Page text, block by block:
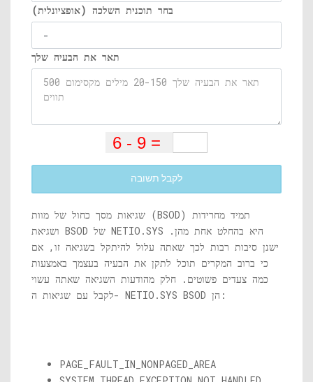
בחר תוכנית השלכה (אופציונלית)
תאר את הבעיה שלך
לקבל תשובה
שגיאות מסך כחול של מוות (BSOD) תמיד מחרידות
NETIO.SYS
ישנן סיבות רבות לכך שאתה עלול להיתקל בשגיאה זו, אם
כי ברוב המקרים תוכל לתקן את הבעיה בעצמך באמצעות
כמה צעדים פשוטים. חלק מהודעות השגיאה שאתה עשוי
לקבל עם שגיאות ה- NETIO.SYS BSOD הן:
PAGE_FAULT_IN_NONPAGED_AREA